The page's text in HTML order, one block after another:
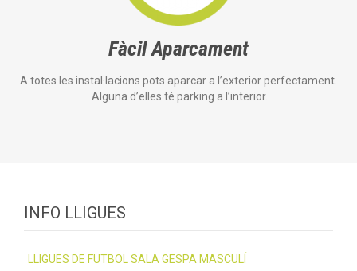
Fàcil Aparcament
A totes les instal·lacions pots aparcar a l’exterior perfectament.
Alguna d’elles té parking a l’interior.
INFO LLIGUES
LLIGUES DE FUTBOL SALA GESPA MASCULÍ